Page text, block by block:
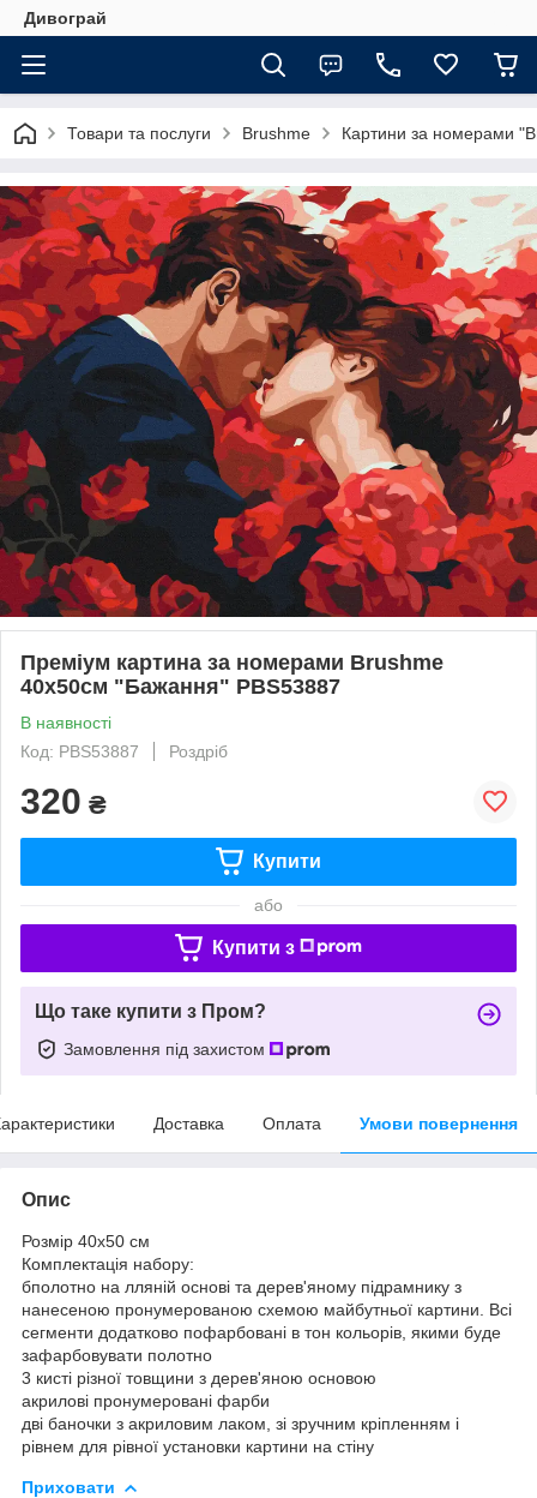
Дивограй
Товари та послуги Brushme Картини за номерами
Преміум картина за номерами Brushme
40x50см "Бажання" PBS53887
В наявності
Код: PBS53887
Роздріб
320 ₴
Купити
або
Купити з
Що таке купити з Пром?
Замовлення під захистом
Доставка Оплата Умови повернення
Опис
Розмір 40x50 см
Комплектація набору:
бполотно на лляній основі та дерев'яному підрамнику з
нанесеною пронумерованою схемою майбутньої картини. Всі
сегменти додатково пофарбовані в тон кольорів, якими буде
зафарбовувати полотно
3 кисті різної товщини з дерев'яною основою
акрилові пронумеровані фарби
дві баночки з акриловим лаком, зі зручним кріпленням і
рівнем для рівної установки картини на стіну
Приховати